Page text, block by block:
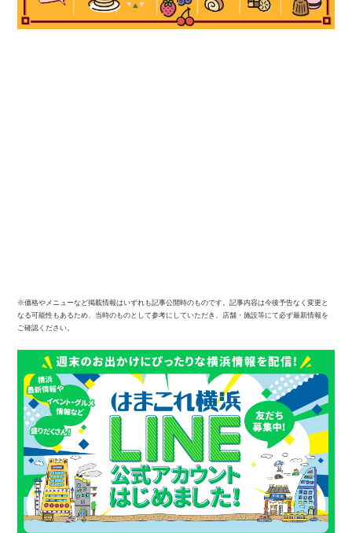
※価格やメニューなど掲載情報はいずれも記事公開時のものです。記事内容は今後予告なく変更と
なる可能性もあるため、当時のものとして参考にしていただき、店舗・施設等にて必ず最新情報を
ご確認ください。